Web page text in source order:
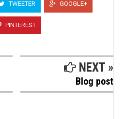
TWEETER GOOGLE+
PINTEREST
NEXT »
Blog post